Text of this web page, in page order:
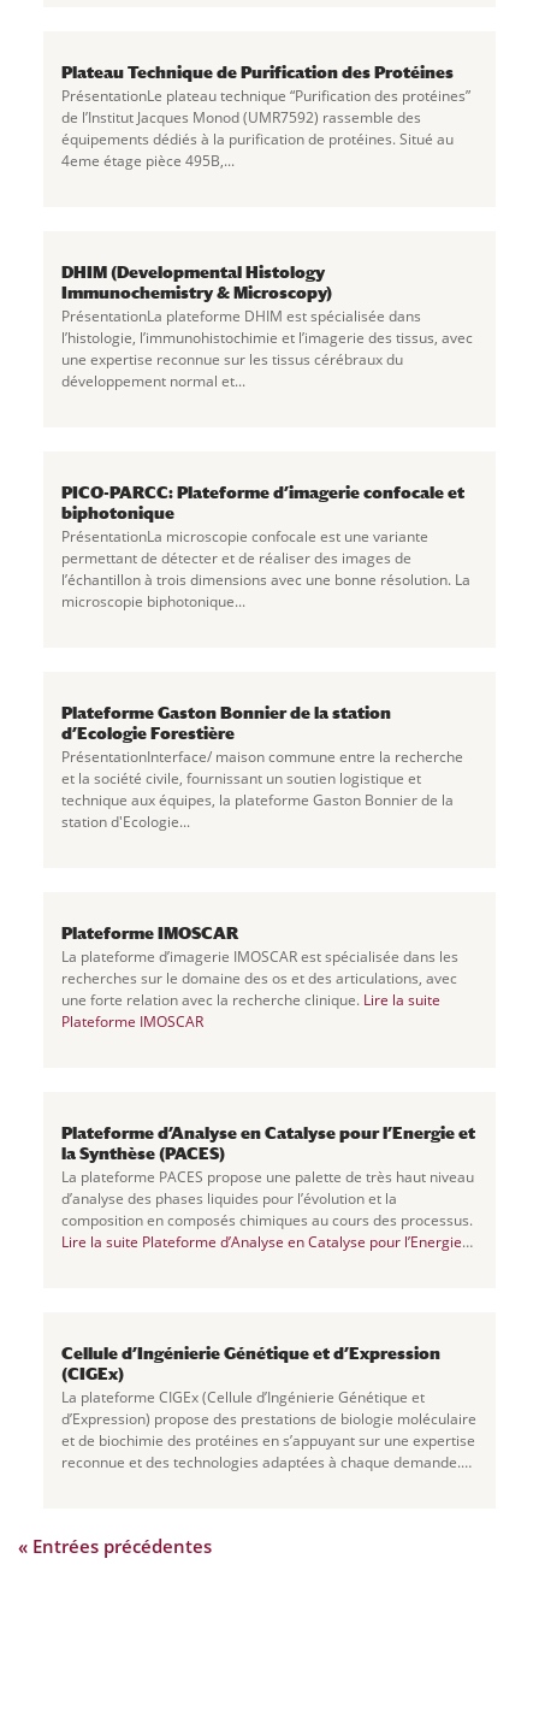
Plateau Technique de Purification des Protéines
PrésentationLe plateau technique “Purification des protéines”
de l’Institut Jacques Monod (UMR7592) rassemble des
équipements dédiés à la purification de protéines. Situé au
4eme étage pièce 495B,...
DHIM (Developmental Histology
Immunochemistry & Microscopy)
PrésentationLa plateforme DHIM est spécialisée dans
l’histologie, l’immunohistochimie et l’imagerie des tissus, avec
une expertise reconnue sur les tissus cérébraux du
développement normal et...
PICO-PARCC: Plateforme d’imagerie confocale et
biphotonique
PrésentationLa microscopie confocale est une variante
permettant de détecter et de réaliser des images de
l’échantillon à trois dimensions avec une bonne résolution. La
microscopie biphotonique...
Plateforme Gaston Bonnier de la station
d’Ecologie Forestière
PrésentationInterface/ maison commune entre la recherche
et la société civile, fournissant un soutien logistique et
technique aux équipes, la plateforme Gaston Bonnier de la
station d'Ecologie...
Plateforme IMOSCAR
La plateforme d’imagerie IMOSCAR est spécialisée dans les
recherches sur le domaine des os et des articulations, avec
une forte relation avec la recherche clinique. Lire la suite
Plateforme IMOSCAR
Plateforme d’Analyse en Catalyse pour l’Energie et
la Synthèse (PACES)
La plateforme PACES propose une palette de très haut niveau
d’analyse des phases liquides pour l’évolution et la
composition en composés chimiques au cours des processus.
Lire la suite Plateforme d’Analyse en Catalyse pour l’Energie
Cellule d’Ingénierie Génétique et d’Expression
(CIGEx)
La plateforme CIGEx (Cellule d’Ingénierie Génétique et
d’Expression) propose des prestations de biologie moléculaire
et de biochimie des protéines en s’appuyant sur une expertise
reconnue et des technologies adaptées à chaque demande.
« Entrées précédentes